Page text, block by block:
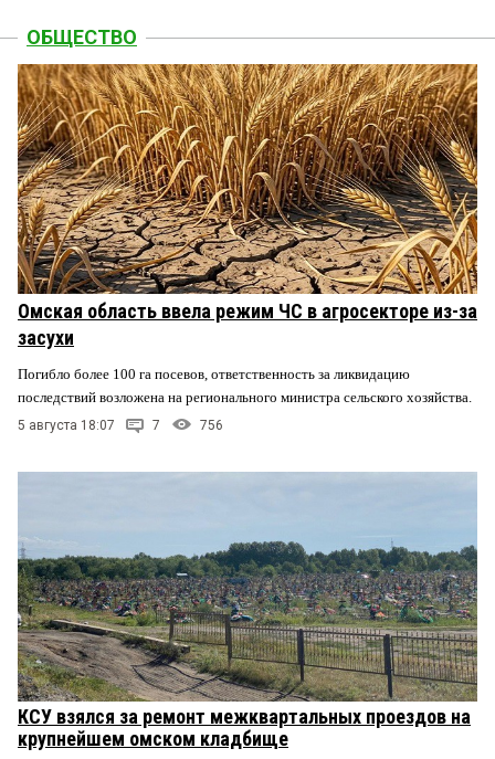
ОБЩЕСТВО
Омская область ввела режим ЧС в агросекторе из-за
засухи
Погибло более 100 га посевов, ответственность за ликвидацию
последствий возложена на регионального министра сельского хозяйства.
5 августа 18:07 7 756
КСУ взялся за ремонт межквартальных проездов на
крупнейшем омском кладбище